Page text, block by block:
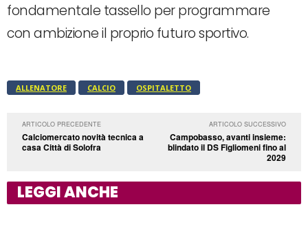
fondamentale tassello per programmare
con ambizione il proprio futuro sportivo.
ALLENATORE CALCIO OSPITALETTO
ARTICOLO PRECEDENTE
Calciomercato novità tecnica a
casa Città di Solofra
ARTICOLO SUCCESSIVO
Campobasso, avanti insieme:
blindato il DS Figliomeni fino al
2029
LEGGI ANCHE